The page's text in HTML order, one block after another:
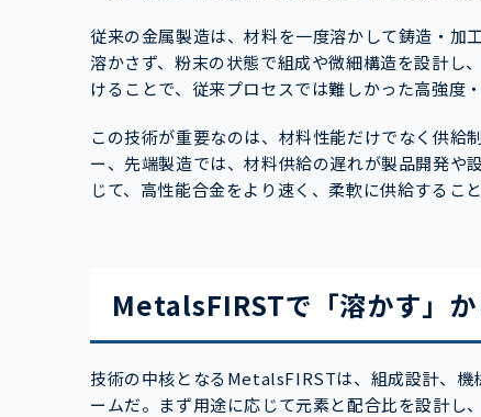
従来の金属製造は、材料を一度溶かして鋳造・加
溶かさず、粉末の状態で組成や微細構造を設計し
けることで、従来プロセスでは難しかった高強度
この技術が重要なのは、材料性能だけでなく供給
ー、先端製造では、材料供給の遅れが製品開発や
じて、高性能合金をより速く、柔軟に供給するこ
MetalsFIRSTで「溶かす」
技術の中核となるMetalsFIRSTは、組成設計、機
ームだ。まず用途に応じて元素と配合比を設計し